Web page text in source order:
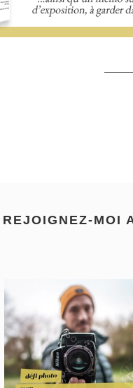
REJOIGNEZ-MOI